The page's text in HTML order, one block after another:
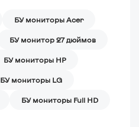
БУ мониторы Acer
БУ монитор 27 дюймов
БУ мониторы HP
БУ мониторы LG
БУ мониторы Full HD